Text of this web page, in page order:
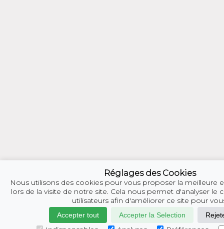
Réglages des Cookies
Nous utilisons des cookies pour vous proposer la meilleure
lors de la visite de notre site. Cela nous permet d'analyser
utilisateurs afin d'améliorer ce site pour
Accepter tout Accepter la Selection